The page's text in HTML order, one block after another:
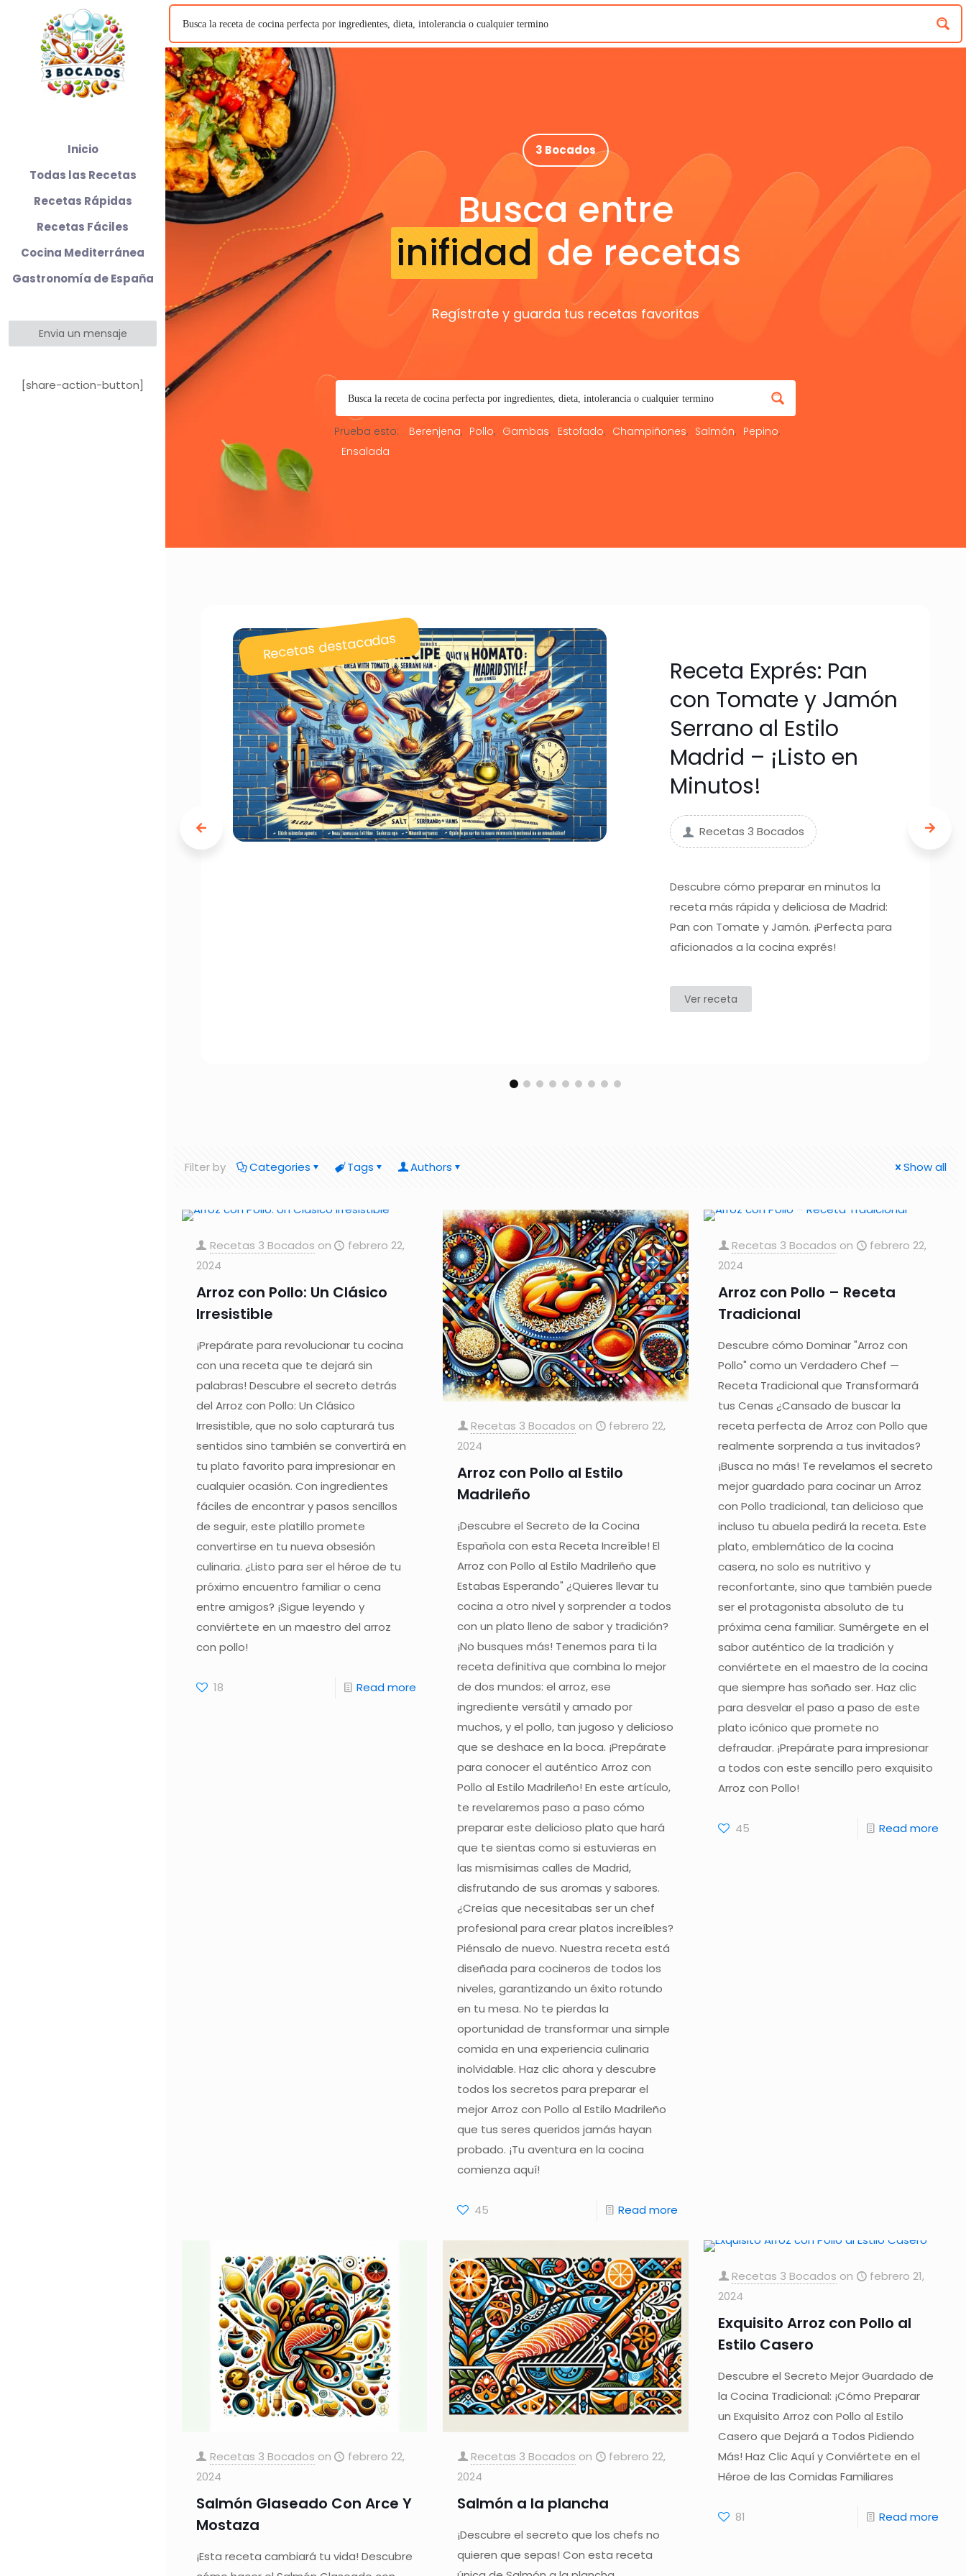
3 Bocados
Busca entre
inifidad de recetas
Regístrate y guarda tus recetas favoritas
Prueba esto: Berenjena Pollo Gambas Estofado Champiñones Salmón
Pepino
Ensalada
Recetas destacadas
Receta Exprés: Pan
con Tomate y Jamón
Serrano al Estilo
Madrid – ¡Listo en
Minutos!
Recetas 3 Bocados
Descubre cómo preparar en minutos la
receta más rápida y deliciosa de Madrid:
Pan con Tomate y Jamón. ¡Perfecta para
aficionados a la cocina exprés!
Ver receta
Filter by Categories Tags Authors Show all
Recetas 3 Bocados on
febrero 22,
2024
Arroz con Pollo: Un Clásico
Irresistible
¡Prepárate para revolucionar tu cocina
con una receta que te dejará sin
palabras! Descubre el secreto detrás
del Arroz con Pollo: Un Clásico
Irresistible, que no solo capturará tus
sentidos sino también se convertirá en
tu plato favorito para impresionar en
cualquier ocasión. Con ingredientes
fáciles de encontrar y pasos sencillos
de seguir, este platillo promete
convertirse en tu nueva obsesión
culinaria. ¿Listo para ser el héroe de tu
próximo encuentro familiar o cena
entre amigos? ¡Sigue leyendo y
conviértete en un maestro del arroz
con pollo!
18 Read more
Recetas 3 Bocados on
febrero 22,
2024
Arroz con Pollo al Estilo
Madrileño
¡Descubre el Secreto de la Cocina
Española con esta Receta Increíble! El
Arroz con Pollo al Estilo Madrileño que
Estabas Esperando" ¿Quieres llevar tu
cocina a otro nivel y sorprender a todos
con un plato lleno de sabor y tradición?
¡No busques más! Tenemos para ti la
receta definitiva que combina lo mejor
de dos mundos: el arroz, ese
ingrediente versátil y amado por
muchos, y el pollo, tan jugoso y delicioso
que se deshace en la boca. ¡Prepárate
para conocer el auténtico Arroz con
Pollo al Estilo Madrileño! En este artículo,
te revelaremos paso a paso cómo
preparar este delicioso plato que hará
que te sientas como si estuvieras en
las mismísimas calles de Madrid,
disfrutando de sus aromas y sabores.
¿Creías que necesitabas ser un chef
profesional para crear platos increíbles?
Piénsalo de nuevo. Nuestra receta está
diseñada para cocineros de todos los
niveles, garantizando un éxito rotundo
en tu mesa. No te pierdas la
oportunidad de transformar una simple
comida en una experiencia culinaria
inolvidable. Haz clic ahora y descubre
todos los secretos para preparar el
mejor Arroz con Pollo al Estilo Madrileño
que tus seres queridos jamás hayan
probado. ¡Tu aventura en la cocina
comienza aquí!
45 Read more
Recetas 3 Bocados on
febrero 22,
2024
Arroz con Pollo – Receta
Tradicional
Descubre cómo Dominar "Arroz con
Pollo" como un Verdadero Chef —
Receta Tradicional que Transformará
tus Cenas ¿Cansado de buscar la
receta perfecta de Arroz con Pollo que
realmente sorprenda a tus invitados?
¡Busca no más! Te revelamos el secreto
mejor guardado para cocinar un Arroz
con Pollo tradicional, tan delicioso que
incluso tu abuela pedirá la receta. Este
plato, emblemático de la cocina
casera, no solo es nutritivo y
reconfortante, sino que también puede
ser el protagonista absoluto de tu
próxima cena familiar. Sumérgete en el
sabor auténtico de la tradición y
conviértete en el maestro de la cocina
que siempre has soñado ser. Haz clic
para desvelar el paso a paso de este
plato icónico que promete no
defraudar. ¡Prepárate para impresionar
a todos con este sencillo pero exquisito
Arroz con Pollo!
45 Read more
Recetas 3 Bocados on
febrero 22,
2024
Salmón Glaseado Con Arce Y
Mostaza
¡Esta receta cambiará tu vida! Descubre
Recetas 3 Bocados on
febrero 22,
2024
Salmón a la plancha
¡Descubre el secreto que los chefs no
quieren que sepas! Con esta receta
Recetas 3 Bocados on
febrero 21,
2024
Exquisito Arroz con Pollo al
Estilo Casero
Descubre el Secreto Mejor Guardado de
la Cocina Tradicional: ¡Cómo Preparar
un Exquisito Arroz con Pollo al Estilo
Casero que Dejará a Todos Pidiendo
Más! Haz Clic Aquí y Conviértete en el
Héroe de las Comidas Familiares
81 Read more
Inicio
Todas las Recetas
Recetas Rápidas
Recetas Fáciles
Cocina Mediterránea
Gastronomía de España
Envia un mensaje
[share-action-button]